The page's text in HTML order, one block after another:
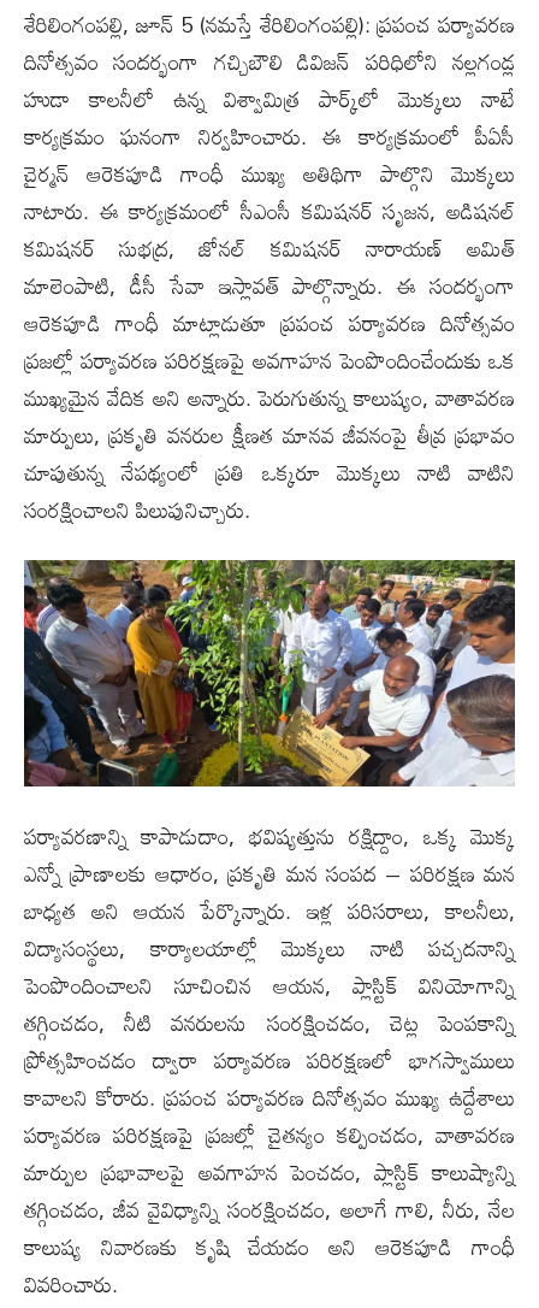
శేరిలింగంపల్లి, జూన్ 5 (న‌మ‌స్తే శేరిలింగంపల్లి): ప్రపంచ పర్యావరణ
దినోత్సవం సందర్భంగా గచ్చిబౌలి డివిజన్ పరిధిలోని నల్లగండ్ల
హుడా కాలనీలో ఉన్న విశ్వామిత్ర పార్క్‌లో మొక్కలు నాటే
కార్యక్రమం ఘనంగా నిర్వహించారు. ఈ కార్యక్రమంలో పీఏసీ
చైర్మన్ ఆరెకపూడి గాంధీ ముఖ్య అతిథిగా పాల్గొని మొక్కలు
నాటారు. ఈ కార్యక్రమంలో సీఎంసీ కమిషనర్ సృజన, అడిషనల్
కమిషనర్ సుభ‌ద్ర, జోనల్ కమిషనర్ నారాయణ్ అమిత్
మాలెంపాటి, డీసీ సేవా ఇస్లావత్ పాల్గొన్నారు. ఈ సందర్భంగా
ఆరెకపూడి గాంధీ మాట్లాడుతూ ప్రపంచ పర్యావరణ దినోత్సవం
ప్రజల్లో పర్యావరణ పరిరక్షణపై అవగాహన పెంపొందించేందుకు ఒక
ముఖ్యమైన వేదిక అని అన్నారు. పెరుగుతున్న కాలుష్యం, వాతావరణ
మార్పులు, ప్రకృతి వనరుల క్షీణత మానవ జీవనంపై తీవ్ర ప్రభావం
చూపుతున్న నేపథ్యంలో ప్రతి ఒక్కరూ మొక్కలు నాటి వాటిని
సంరక్షించాలని పిలుపునిచ్చారు.
పర్యావరణాన్ని కాపాడుదాం, భవిష్యత్తును రక్షిద్దాం, ఒక్క మొక్క
ఎన్నో ప్రాణాలకు ఆధారం, ప్రకృతి మన సంపద – పరిరక్షణ మన
బాధ్యత అని ఆయన పేర్కొన్నారు. ఇళ్ల పరిసరాలు, కాలనీలు,
విద్యాసంస్థలు, కార్యాలయాల్లో మొక్కలు నాటి పచ్చదనాన్ని
పెంపొందించాలని సూచించిన ఆయన, ప్లాస్టిక్ వినియోగాన్ని
తగ్గించడం, నీటి వనరులను సంరక్షించడం, చెట్ల పెంపకాన్ని
ప్రోత్సహించడం ద్వారా పర్యావరణ పరిరక్షణలో భాగస్వాములు
కావాలని కోరారు. ప్రపంచ పర్యావరణ దినోత్సవం ముఖ్య ఉద్దేశాలు
పర్యావరణ పరిరక్షణపై ప్రజల్లో చైతన్యం కల్పించడం, వాతావరణ
మార్పుల ప్రభావాలపై అవగాహన పెంచడం, ప్లాస్టిక్ కాలుష్యాన్ని
తగ్గించడం, జీవ వైవిధ్యాన్ని సంరక్షించడం, అలాగే గాలి, నీరు, నేల
కాలుష్య నివారణకు కృషి చేయడం అని ఆరెకపూడి గాంధీ
వివరించారు.